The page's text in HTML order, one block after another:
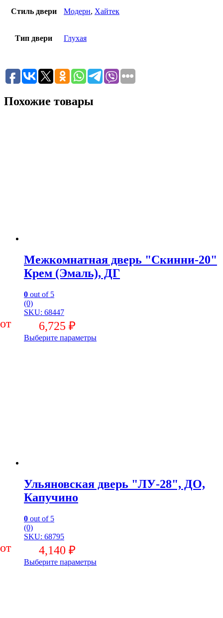
Стиль двери Модерн, Хайтек
Тип двери Глухая
Похожие товары
Межкомнатная дверь "Скинни-20"
Крем (Эмаль), ДГ
0 out of 5
(0)
SKU: 68447
6,725 ₽
Выберите параметры
Ульяновская дверь "ЛУ-28", ДО,
Капучино
0 out of 5
(0)
SKU: 68795
4,140 ₽
Выберите параметры